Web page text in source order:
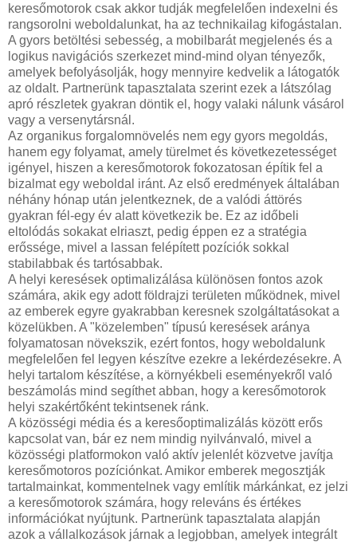
keresőmotorok csak akkor tudják megfelelően indexelni és
rangsorolni weboldalunkat, ha az technikailag kifogástalan.
A gyors betöltési sebesség, a mobilbarát megjelenés és a
logikus navigációs szerkezet mind-mind olyan tényezők,
amelyek befolyásolják, hogy mennyire kedvelik a látogatók
az oldalt. Partnerünk tapasztalata szerint ezek a látszólag
apró részletek gyakran döntik el, hogy valaki nálunk vásárol
vagy a versenytársnál.
Az organikus forgalomnövelés nem egy gyors megoldás,
hanem egy folyamat, amely türelmet és következetességet
igényel, hiszen a keresőmotorok fokozatosan építik fel a
bizalmat egy weboldal iránt. Az első eredmények általában
néhány hónap után jelentkeznek, de a valódi áttörés
gyakran fél-egy év alatt következik be. Ez az időbeli
eltolódás sokakat elriaszt, pedig éppen ez a stratégia
erőssége, mivel a lassan felépített pozíciók sokkal
stabilabbak és tartósabbak.
A helyi keresések optimalizálása különösen fontos azok
számára, akik egy adott földrajzi területen működnek, mivel
az emberek egyre gyakrabban keresnek szolgáltatásokat a
közelükben. A "közelemben" típusú keresések aránya
folyamatosan növekszik, ezért fontos, hogy weboldalunk
megfelelően fel legyen készítve ezekre a lekérdezésekre. A
helyi tartalom készítése, a környékbeli eseményekről való
beszámolás mind segíthet abban, hogy a keresőmotorok
helyi szakértőként tekintsenek ránk.
A közösségi média és a keresőoptimalizálás között erős
kapcsolat van, bár ez nem mindig nyilvánvaló, mivel a
közösségi platformokon való aktív jelenlét közvetve javítja
keresőmotoros pozíciónkat. Amikor emberek megosztják
tartalmainkat, kommentelnek vagy említik márkánkat, ez jelzi
a keresőmotorok számára, hogy releváns és értékes
információkat nyújtunk. Partnerünk tapasztalata alapján
azok a vállalkozások járnak a legjobban, amelyek integrált